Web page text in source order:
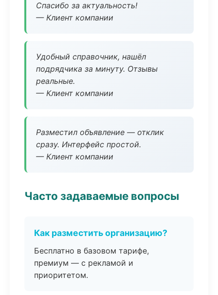
Спасибо за актуальность!
— Клиент компании
Удобный справочник, нашёл
подрядчика за минуту. Отзывы
реальные.
— Клиент компании
Разместил объявление — отклик
сразу. Интерфейс простой.
— Клиент компании
Часто задаваемые вопросы
Как разместить организацию?
Бесплатно в базовом тарифе,
премиум — с рекламой и
приоритетом.